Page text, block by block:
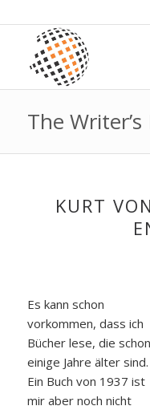
The Writer’s
KURT
Es kann schon
vorkommen, dass ich
Bücher lese, die schon
einige Jahre älter sind.
Ein Buch von 1937 ist
mir aber noch nicht